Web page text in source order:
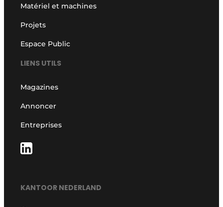
Matériel et machines
Projets
Espace Public
LIENS UTILS
Magazines
Annoncer
Entreprises
KANTOOR NEDERLAND